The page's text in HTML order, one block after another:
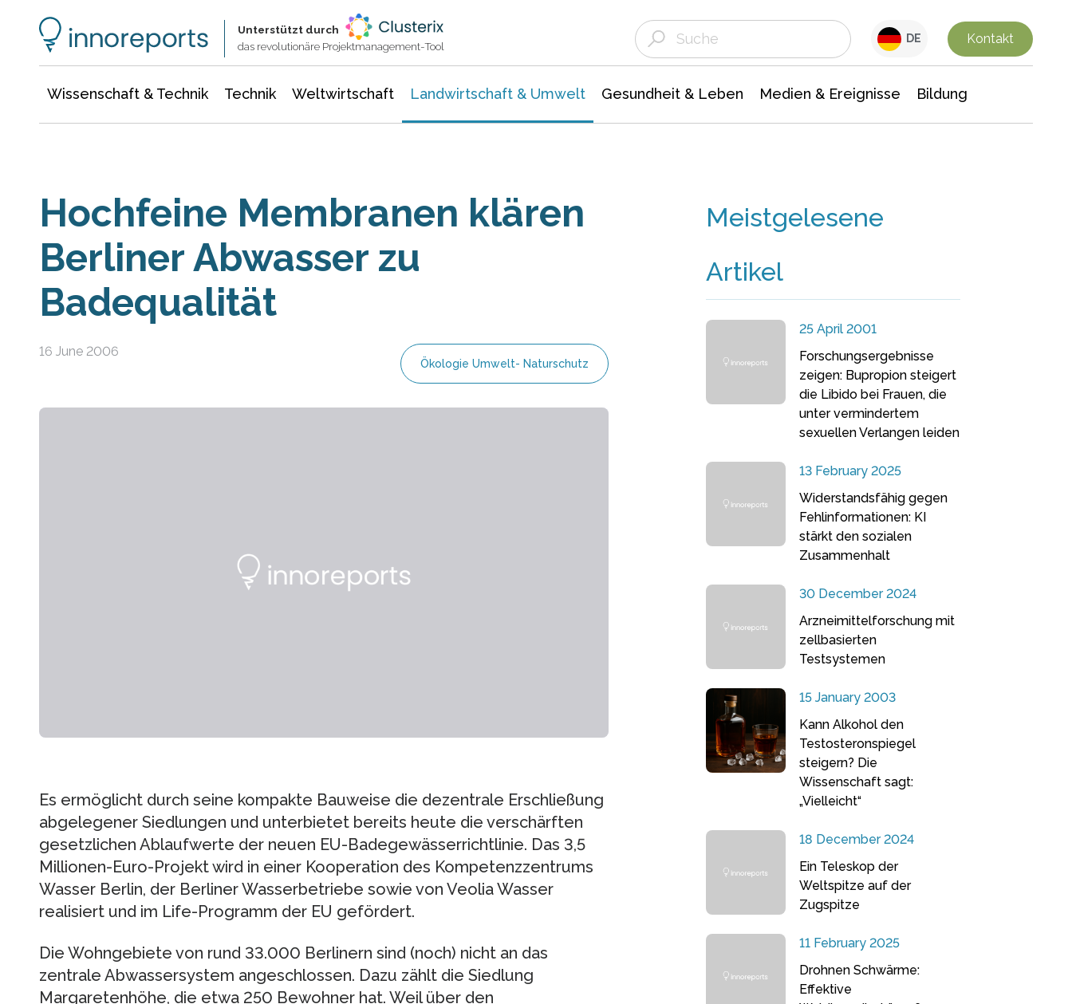
Unterstützt durch
das revolutionäre Projektmanagement-Tool
DE Kontakt
Wissenschaft & Technik Technik Weltwirtschaft Landwirtschaft & Umwelt Gesundheit & Leben Medien & Ereignisse Bildung
Hochfeine Membranen klären
Berliner Abwasser zu
Badequalität
16 June 2006
Ökologie Umwelt- Naturschutz
Es ermöglicht durch seine kompakte Bauweise die dezentrale Erschließung
abgelegener Siedlungen und unterbietet bereits heute die verschärften
gesetzlichen Ablaufwerte der neuen EU-Badegewässerrichtlinie. Das 3,5
Millionen-Euro-Projekt wird in einer Kooperation des Kompetenzzentrums
Wasser Berlin, der Berliner Wasserbetriebe sowie von Veolia Wasser
realisiert und im Life-Programm der EU gefördert.
Die Wohngebiete von rund 33.000 Berlinern sind (noch) nicht an das
zentrale Abwassersystem angeschlossen. Dazu zählt die Siedlung
Margaretenhöhe, die etwa 250 Bewohner hat. Weil über den
Meistgelesene
Artikel
25 April 2001
Forschungsergebnisse
zeigen: Bupropion steigert
die Libido bei Frauen, die
unter vermindertem
sexuellen Verlangen leiden
13 February 2025
Widerstandsfähig gegen
Fehlinformationen: KI
stärkt den sozialen
Zusammenhalt
30 December 2024
Arzneimittelforschung mit
zellbasierten
Testsystemen
15 January 2003
Kann Alkohol den
Testosteronspiegel
steigern? Die
Wissenschaft sagt:
„Vielleicht“
18 December 2024
Ein Teleskop der
Weltspitze auf der
Zugspitze
11 February 2025
Drohnen Schwärme:
Effektive